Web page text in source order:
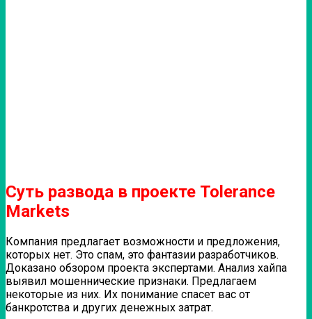
Суть развода в проекте Tolerance
Markets
Компания предлагает возможности и предложения,
которых нет. Это спам, это фантазии разработчиков.
Доказано обзором проекта экспертами. Анализ хайпа
выявил мошеннические признаки. Предлагаем
некоторые из них. Их понимание спасет вас от
банкротства и других денежных затрат.